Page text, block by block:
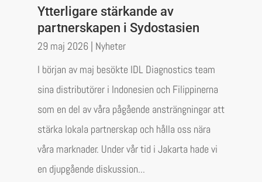
Ytterligare stärkande av
partnerskapen i Sydostasien
29 maj 2026| Nyheter
I början av maj besökte IDL Diagnostics team
sina distributörer i Indonesien och Filippinerna
som en del av våra pågående ansträngningar att
stärka lokala partnerskap och hålla oss nära
våra marknader. Under vår tid i Jakarta hade vi
en djupgående diskussion...